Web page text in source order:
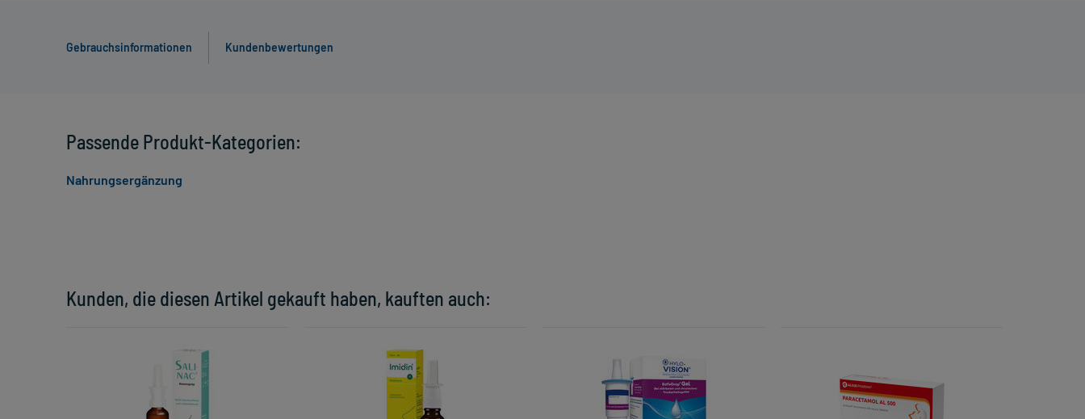
Gebrauchsinformationen Kundenbewertungen
Kunden, die diesen Artikel gekauft haben, kauften auch:
Passende Produkt-Kategorien:
Nahrungsergänzung